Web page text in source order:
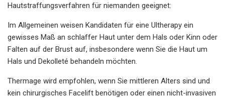
Hautstraffungsverfahren für niemanden geeignet:
Im Allgemeinen weisen Kandidaten für eine Ultherapy ein
gewisses Maß an schlaffer Haut unter dem Hals oder Kinn oder
Falten auf der Brust auf, insbesondere wenn Sie die Haut um
Hals und Dekolleté behandeln möchten.
Thermage wird empfohlen, wenn Sie mittleren Alters sind und
kein chirurgisches Facelift benötigen oder einen nicht-invasiven